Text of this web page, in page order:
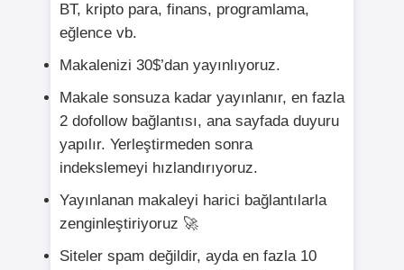
BT, kripto para, finans, programlama,
eğlence vb.
Makalenizi 30$’dan yayınlıyoruz.
Makale sonsuza kadar yayınlanır, en fazla
2 dofollow bağlantısı, ana sayfada duyuru
yapılır. Yerleştirmeden sonra
indekslemeyi hızlandırıyoruz.
Yayınlanan makaleyi harici bağlantılarla
zenginleştiriyoruz 🚀
Siteler spam değildir, ayda en fazla 10